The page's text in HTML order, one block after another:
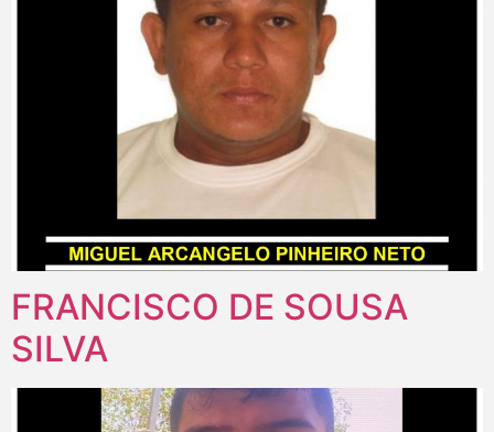
FRANCISCO DE SOUSA
SILVA